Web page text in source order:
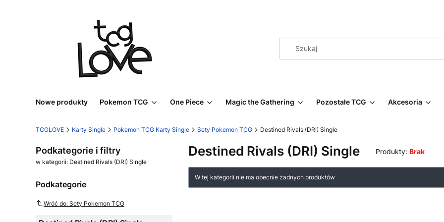
Nowe produkty Pokemon TCG One Piece Magic the Gathering Pozostałe TCG Akcesoria
TCGLOVE Karty Single Pokemon TCG Karty Single Sety Pokemon TCG Destined Rivals (DRI) Single
Podkategorie i filtry
w kategorii: Destined Rivals (DRI) Single
Podkategorie
Wróć do: Sety Pokemon TCG
Destined Rivals (DRI) Single Produkty: Brak
Lista produktów
W tej kategorii nie ma obecnie żadnych produktów